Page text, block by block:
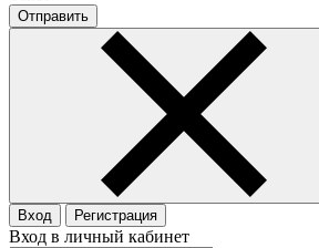
Отправить
Вход Регистрация
Вход в личный кабинет